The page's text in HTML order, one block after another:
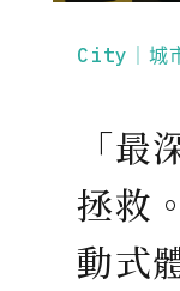
City｜城
「
拯救
動式